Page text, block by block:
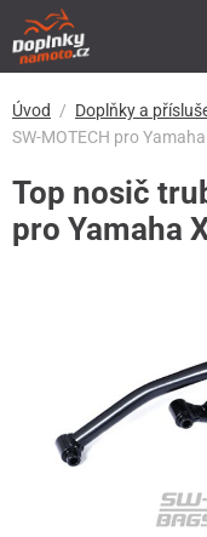
Úvod Doplňky a
SW-MOTECH pro
Top nosič
pro Yamaha